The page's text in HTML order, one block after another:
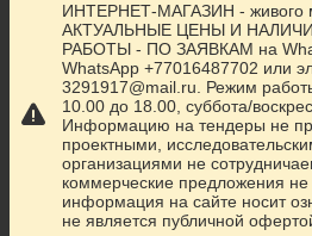
Контакты
Доставка и оплата
Полная версия сайта
Сайт создан на маркетплейсе
ИНТЕРНЕТ-МАГАЗИН - живого
АКТУАЛЬНЫЕ ЦЕНЫ И
РАБОТЫ - ПО ЗАЯВКАМ на
WhatsApp +77016487702 или
3291917@mail.ru. Режим
10.00 до 18.00, суббота/
Информацию на тендеры не
проектными,
организациями не
коммерческие предложения
информация на сайте носит
не является публичной